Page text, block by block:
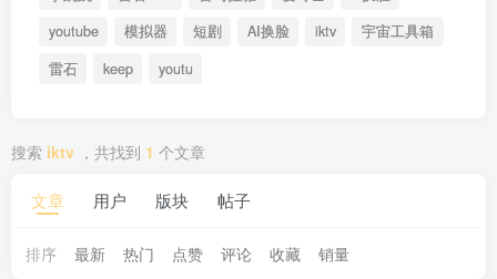
youtube
模拟器 短剧 AI换脸 iktv
宇宙工具箱
雷石
keep youtu
搜索 iktv ，共找到 1 个文章
文章 用户 版块 帖子
排序 最新 热门 点赞 评论 收藏 销量